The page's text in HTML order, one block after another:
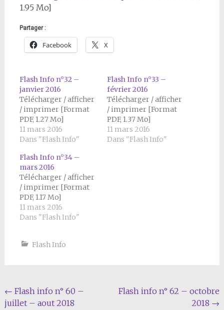
1.95 Mo]
Partager :
Facebook X
Flash Info n°32 –
janvier 2016
Télécharger / afficher
/ imprimer [Format
PDF, 1.27 Mo]
11 mars 2016
Dans "Flash Info"
Flash Info n°33 –
février 2016
Télécharger / afficher
/ imprimer [Format
PDF, 1.37 Mo]
11 mars 2016
Dans "Flash Info"
Flash Info n°34 –
mars 2016
Télécharger / afficher
/ imprimer [Format
PDF, 1.17 Mo]
11 mars 2016
Dans "Flash Info"
Flash Info
Navigation
← Flash info n° 60 –
juillet – aout 2018
Flash info n° 62 – octobre
2018 →